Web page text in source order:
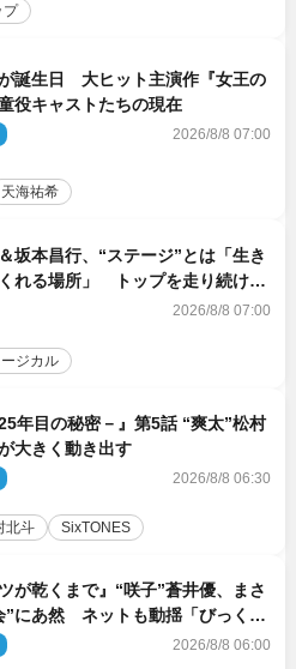
プ
誕生日 大ヒット主演作『女王の
役キャストたちの現在
2026/8/8 07:00
天海祐希
坂本昌行、“ステージ”とは「生き
れる場所」 トップを走り続ける
る
2026/8/8 07:00
ージカル
年目の秘密－』第5話 “爽太”松村
大きく動き出す
2026/8/8 06:30
北斗 SixTONES
が乾くまで』“咲子”蒼井優、まさ
”にあ然 ネットも動揺「びっくり
今さら?!」（ネタバレあり）
2026/8/8 06:00